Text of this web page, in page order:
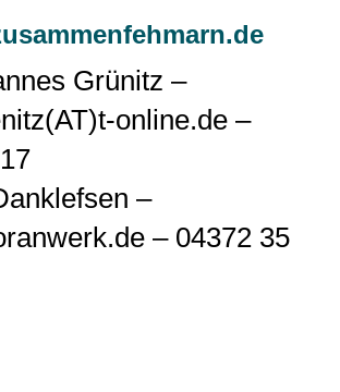
Grünitz –
online.de –
–
– 04372 35